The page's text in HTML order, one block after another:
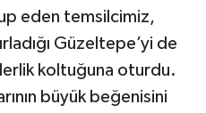
eden temsilcimiz,
Güzeltepe’yi de
koltuğuna oturdu.
büyük beğenisini